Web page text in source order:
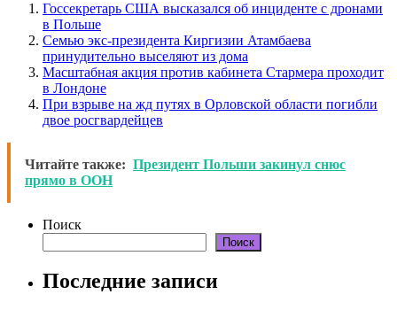
Госсекретарь США высказался об инциденте с дронами
в Польше
Семью экс-президента Киргизии Атамбаева
принудительно выселяют из дома
Масштабная акция против кабинета Стармера проходит
в Лондоне
При взрыве на жд путях в Орловской области погибли
двое росгвардейцев
Читайте также: Президент Польши закинул снюс
прямо в ООН
Поиск
Поиск
Последние записи